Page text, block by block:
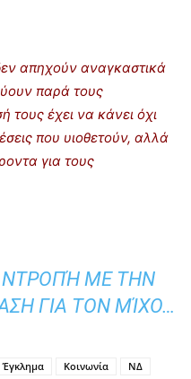
απηχούν αναγκαστικά
παρά τους
τους έχει να κάνει όχι
που υιοθετούν, αλλά
για τους
ΝΤΡΟΠΉ ΜΕ ΤΗΝ
ΓΙΑ ΤΟΝ ΜΊΧΟ…
Έγκλημα Κοινωνία
ΝΔ